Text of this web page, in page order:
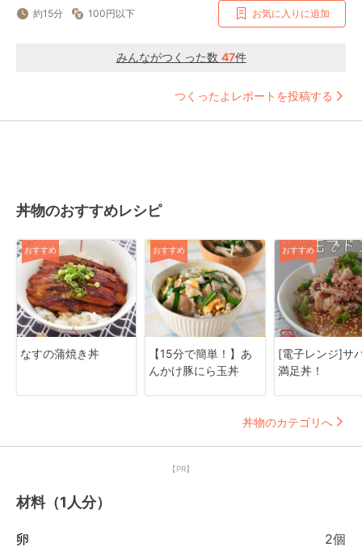
約15分 100円以下 お気に入りに追加
みんながつくった数 47件
つくったよレポートを投稿する
丼物のおすすめレシピ
おすすめ
なすの蒲焼き丼
おすすめ
【15分で簡単！】あ
んかけ豚にら玉丼
おすすめ
[電子レンジ]サ
満足丼！
丼物のカテゴリへ
【PR】
材料（1人分）
卵 2個